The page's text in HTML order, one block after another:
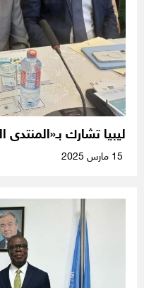
ليبيا تشارك